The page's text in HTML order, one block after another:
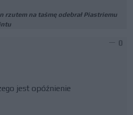
rzutem na taśmę odebrał Piastriemu
0
jest opóźnienie